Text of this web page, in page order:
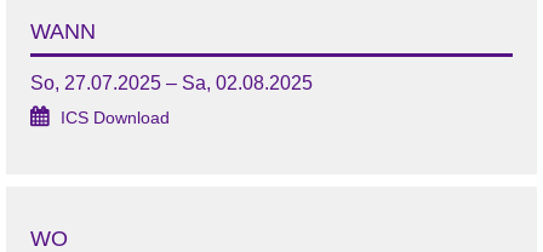
WANN
So, 27.07.2025 – Sa, 02.08.2025
ICS Download
WO